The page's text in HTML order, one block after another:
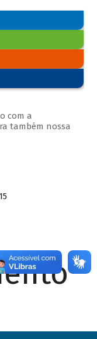
com a
também nossa